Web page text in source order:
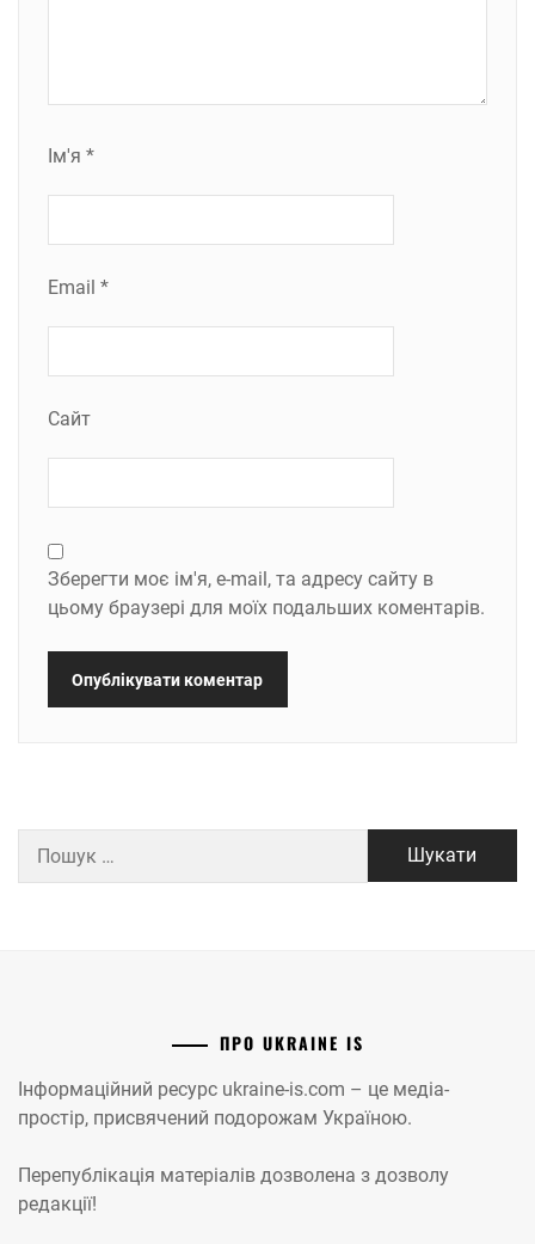
Ім'я *
Email *
Сайт
Зберегти моє ім'я, e-mail, та адресу сайту в
цьому браузері для моїх подальших коментарів.
ПРО UKRAINE IS
Інформаційний ресурс ukraine-is.com – це медіа-
простір, присвячений подорожам Україною.
Перепублікація матеріалів дозволена з дозволу
редакції!